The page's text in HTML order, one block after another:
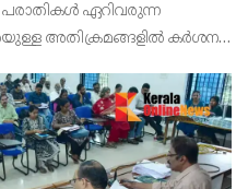
ഏറിവരുന്ന
അതിക്രമങ്ങളിൽ കർശന